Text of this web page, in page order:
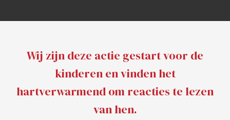
Wij zijn deze actie gestart voor de
kinderen en vinden het
hartverwarmend om reacties te lezen
van hen.